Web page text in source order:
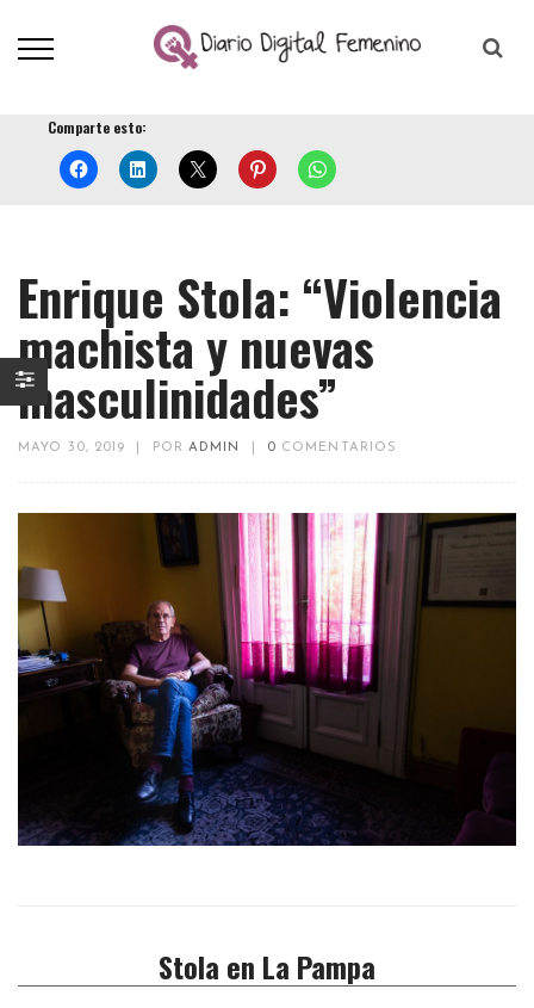
Comparte esto:
Enrique Stola: “Violencia
machista y nuevas
masculinidades”
MAYO 30, 2019 PORADMIN 0 COMENTARIOS
Stola en La Pampa